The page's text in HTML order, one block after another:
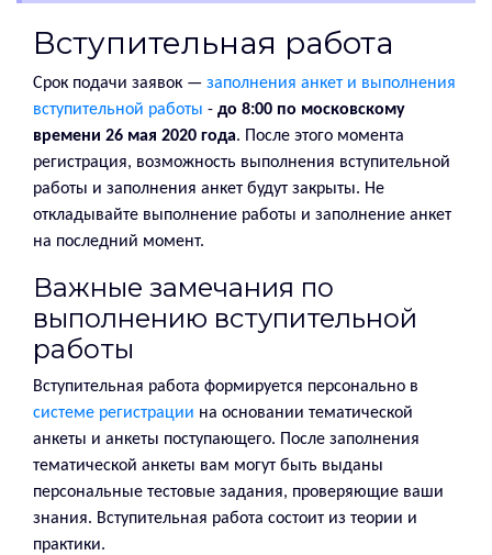
Вступительная работа
Срок подачи заявок — заполнения анкет и выполнения
вступительной работы - до 8:00 по московскому
времени 26 мая 2020 года. После этого момента
регистрация, возможность выполнения вступительной
работы и заполнения анкет будут закрыты. Не
откладывайте выполнение работы и заполнение анкет
на последний момент.
Важные замечания по
выполнению вступительной
работы
Вступительная работа формируется персонально в
системе регистрации на основании тематической
анкеты и анкеты поступающего. После заполнения
тематической анкеты вам могут быть выданы
персональные тестовые задания, проверяющие ваши
знания. Вступительная работа состоит из теории и
практики.